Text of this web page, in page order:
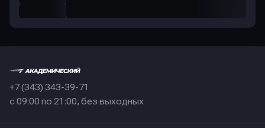
+7 (343) 343-39-71
с 09:00 по 21:00, без выходных